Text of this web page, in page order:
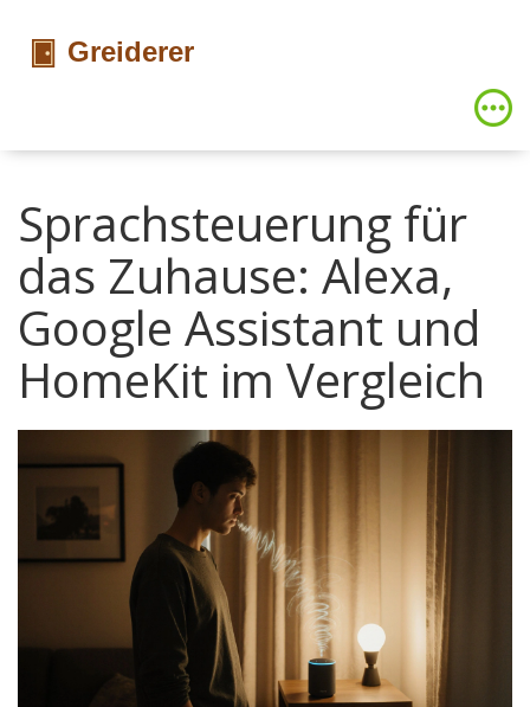
Sprachsteuerung für
das Zuhause: Alexa,
Google Assistant und
HomeKit im Vergleich